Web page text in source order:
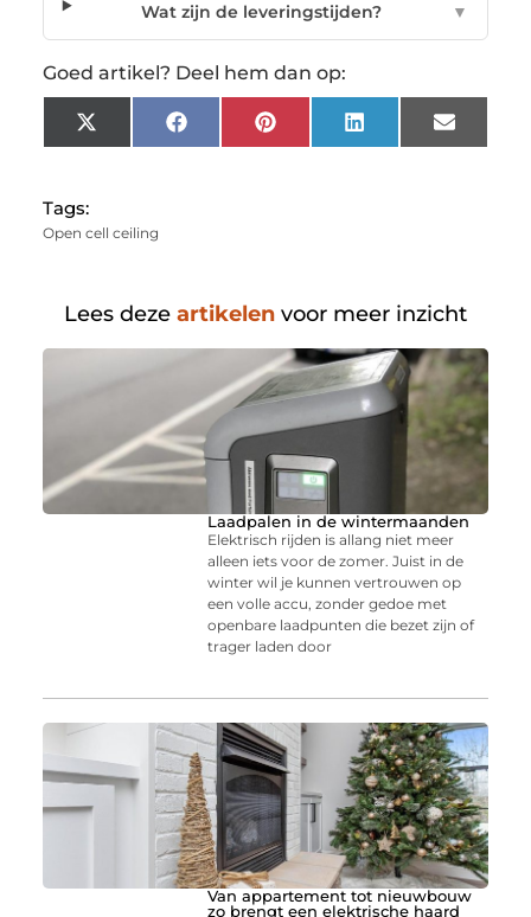
Wat zijn de leveringstijden? ▼
Goed artikel? Deel hem dan op:
X
(Twitter)
FacebookPinterest LinkedIn Email
Tags:
Open cell ceiling
Lees deze artikelen voor meer inzicht
Laadpalen in de wintermaanden
Elektrisch rijden is allang niet meer
alleen iets voor de zomer. Juist in de
winter wil je kunnen vertrouwen op
een volle accu, zonder gedoe met
openbare laadpunten die bezet zijn of
trager laden door
Van appartement tot nieuwbouw
zo brengt een elektrische haard